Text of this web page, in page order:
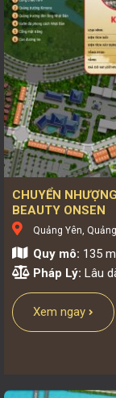
CHUYỂN
BEAUTY ONSEN
Quảng Yên,
Quy mô: 135
Pháp Lý: Lâu
Xem ngay